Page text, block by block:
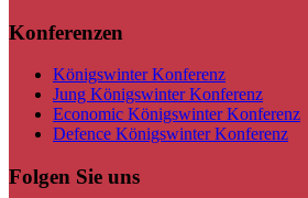
Konferenzen
Königswinter Konferenz
Jung Königswinter Konferenz
Economic Königswinter Konferenz
Defence Königswinter Konferenz
Folgen Sie uns